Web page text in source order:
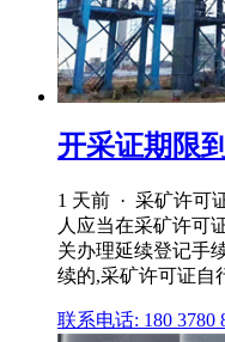
开采证期限
1 天前 · 采矿许可
人应当在采矿许可
关办理延续登记手
续的,采矿许可证自
联系电话: 180 3780